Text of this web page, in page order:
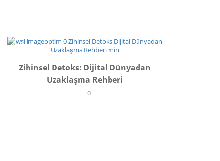
YAŞAM
Zihinsel Detoks: Dijital Dünyadan
Uzaklaşma Rehberi
0